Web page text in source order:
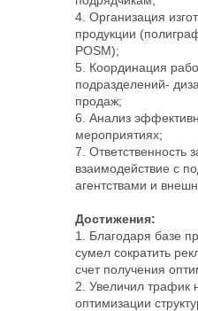
4. Организация
продукции
POSM);
5. Координация
подразделений-
продаж;
6. Анализ
мероприятиях;
7. Ответственность
взаимодействие с
агентствами и
Достижения:
1. Благодаря базе
сумел сократить
счет получения
2. Увеличил трафик
оптимизации